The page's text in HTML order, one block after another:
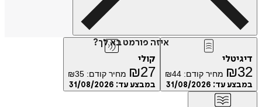
איזה פורמט בא לך?
₪ מחיר קודם: ₪44
עד:31/08/2026
₪ 27 מחיר קודם: ₪35
במבצע עד:31/08/2026